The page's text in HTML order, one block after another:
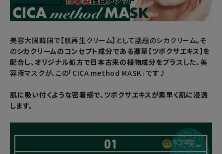
暑さ・紫外線対策グッズ
推し活グッズ
掃除グッズ
生活雑貨
ビューティー
美容大国韓国で【肌再生クリーム】として話題のシカクリーム。そ
のシカクリームのコンセプト成分である薬草【ツボクサエキス】を
配合し、オリジナル処方で日本古来の植物成分をプラス した、美
容液マスクが、この「CICA method MASK」です♪
肌に吸い付くような密着感で、ツボクサエキスが素早く肌に浸透
します。